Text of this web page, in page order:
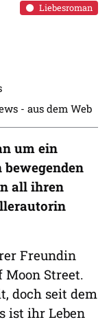
Liebesroman
- aus dem Web
um ein
bewegenden
all ihren
Freundin
Street.
doch seit dem
ist ihr Leben